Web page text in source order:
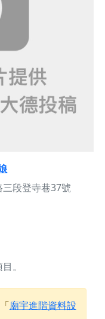
段登寺巷37號
。
廟宇進階資料設